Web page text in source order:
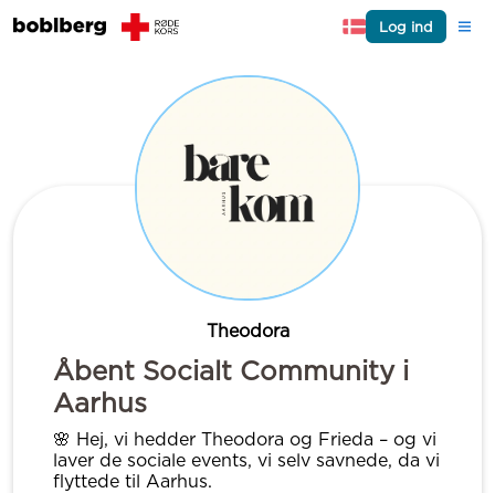
Log ind
Theodora
Åbent Socialt Community i
Aarhus
🌸 Hej, vi hedder Theodora og Frieda – og vi
laver de sociale events, vi selv savnede, da vi
flyttede til Aarhus.